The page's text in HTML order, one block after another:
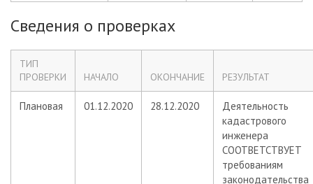
Сведения о проверках
ТИП
ПРОВЕРКИ
НАЧАЛО ОКОНЧАНИЕ РЕЗУЛЬТАТ
Плановая 01.12.2020 28.12.2020
Деятельность
кадастрового
инженера
СООТВЕТСТВУЕТ
требованиям
законодательства